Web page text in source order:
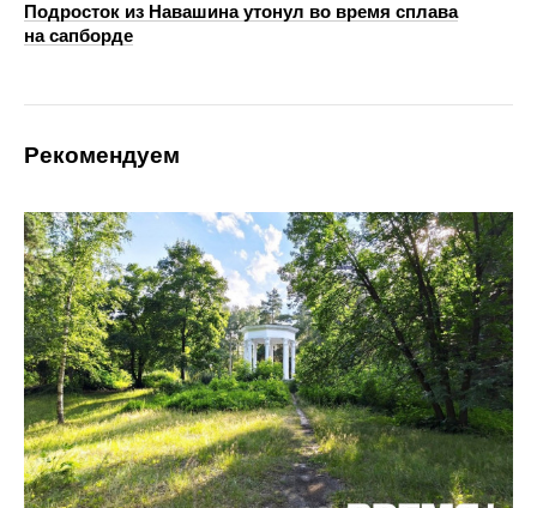
Подросток из Навашина утонул во время сплава
на сапборде
Рекомендуем